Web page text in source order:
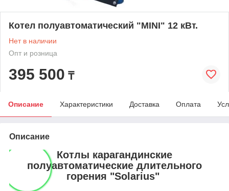
Котел полуавтоматический "MINI" 12 кВт.
Нет в наличии
Опт и розница
395 500 ₸
Описание Характеристики Доставка Оплата
Описание
Котлы карагандинские
полуавтоматические длительного
горения "Solarius"